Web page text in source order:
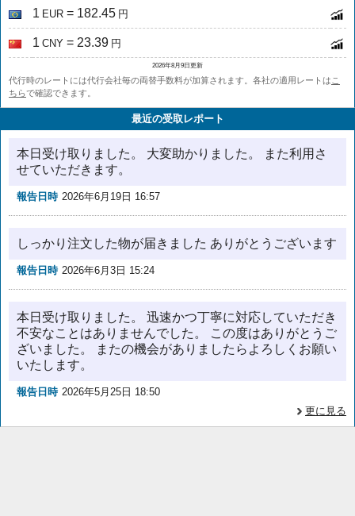
1 EUR = 182.45 円
1 CNY = 23.39 円
2026年8月9日更新
代行時のレートには代行会社毎の両替手数料が加算されます。各社の適用レートはこ
ちらで確認できます。
最近の受取レポート
本日受け取りました。 大変助かりました。 また利用さ
せていただきます。
報告日時 2026年6月19日 16:57
しっかり注文した物が届きました ありがとうございます
報告日時 2026年6月3日 15:24
本日受け取りました。 迅速かつ丁寧に対応していただき
不安なことはありませんでした。 この度はありがとうご
ざいました。 またの機会がありましたらよろしくお願い
いたします。
報告日時 2026年5月25日 18:50
更に見る